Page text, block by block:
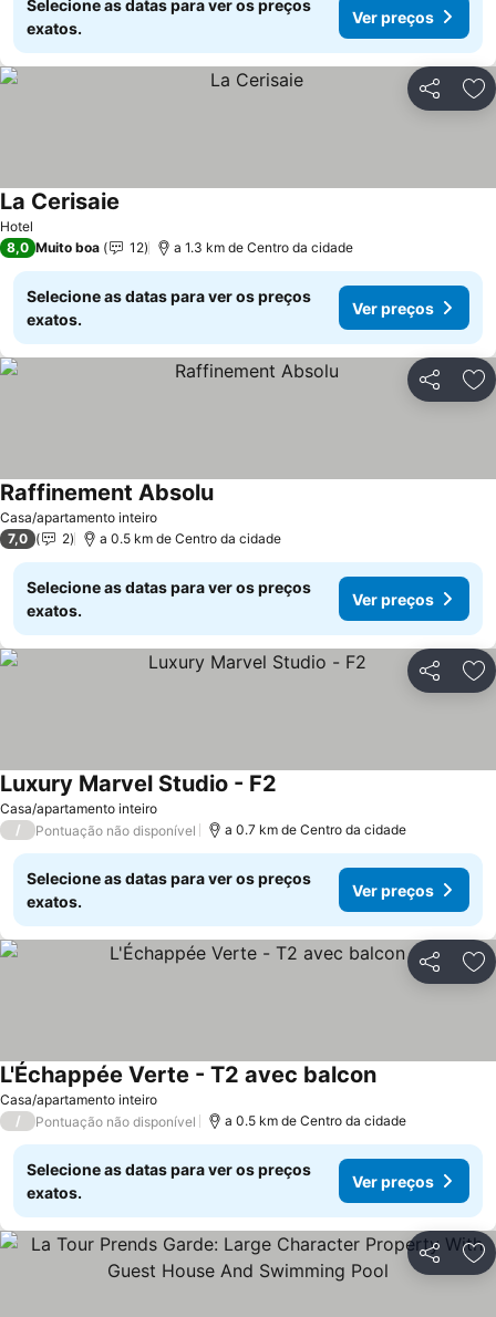
Selecione as datas para ver os preços
exatos.
Ver preços
Partilhar
Hotel
La Cerisaie
8,0 Muito boa 12 a 1.3 km de Centro da cidade
Selecione as datas para ver os preços
exatos.
Ver preços
Partilhar
Casa/apartamento inteiro
Raffinement AbsoluVer preços
7,0 2 a 0.5 km de Centro da cidade
Selecione as datas para ver os preços
exatos.
Ver preços
Partilhar
Casa/apartamento inteiro
Luxury Marvel Studio - F2
/ Pontuação não disponível a 0.7 km de Centro da cidade
Selecione as datas para ver os preços
exatos.
Ver preços
Partilhar
Casa/apartamento inteiro
L'Échappée Verte - T2 avec balconVer preços
/ Pontuação não disponível a 0.5 km de Centro da cidade
Selecione as datas para ver os preços
exatos.
Ver preços
Partilhar